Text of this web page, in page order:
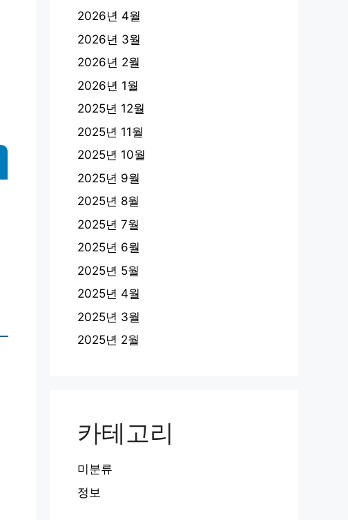
2026년 4월
2026년 3월
2026년 2월
2026년 1월
2025년 12월
2025년 11월
2025년 10월
2025년 9월
2025년 8월
2025년 7월
2025년 6월
2025년 5월
2025년 4월
2025년 3월
2025년 2월
카테고리
미분류
정보